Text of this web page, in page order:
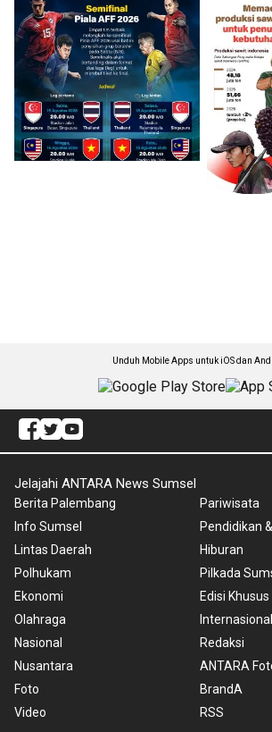
Unduh Mobile Apps untuk iOS dan
Jelajahi ANTARA News Sumsel
Berita Palembang
Info Sumsel
Lintas Daerah
Polhukam
Ekonomi
Olahraga
Nasional
Nusantara
Foto
Video
Pariwisata
Pendidikan
Hiburan
Pilkada
Edisi Khusus
Internasional
Redaksi
ANTARA
BrandA
RSS